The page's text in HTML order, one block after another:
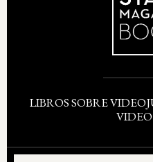
LIBROS SOBRE